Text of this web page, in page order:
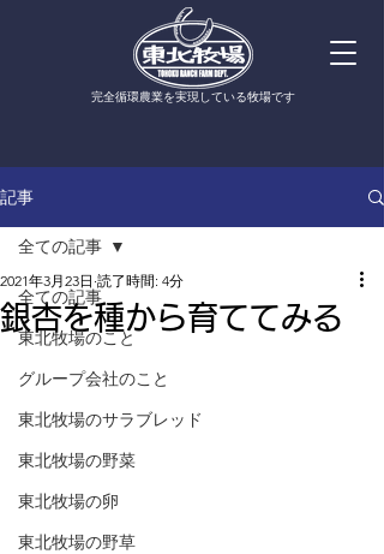
​完全循環農業を実現している牧場です
記事
全ての記事
東北牧場のこと
グループ会社のこと
東北牧場のサラブレッド
東北牧場の野菜
東北牧場の卵
東北牧場の野草
全ての記事
銀杏を種から育ててみる
2021年3月23日 読了時間: 4分